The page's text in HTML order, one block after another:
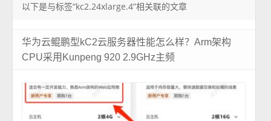
以下是与标签“kc2.24xlarge.4”相关联的文章
华为云鲲鹏型kC2云服务器性能怎么样？Arm架构
CPU采用Kunpeng 920 2.9GHz主频